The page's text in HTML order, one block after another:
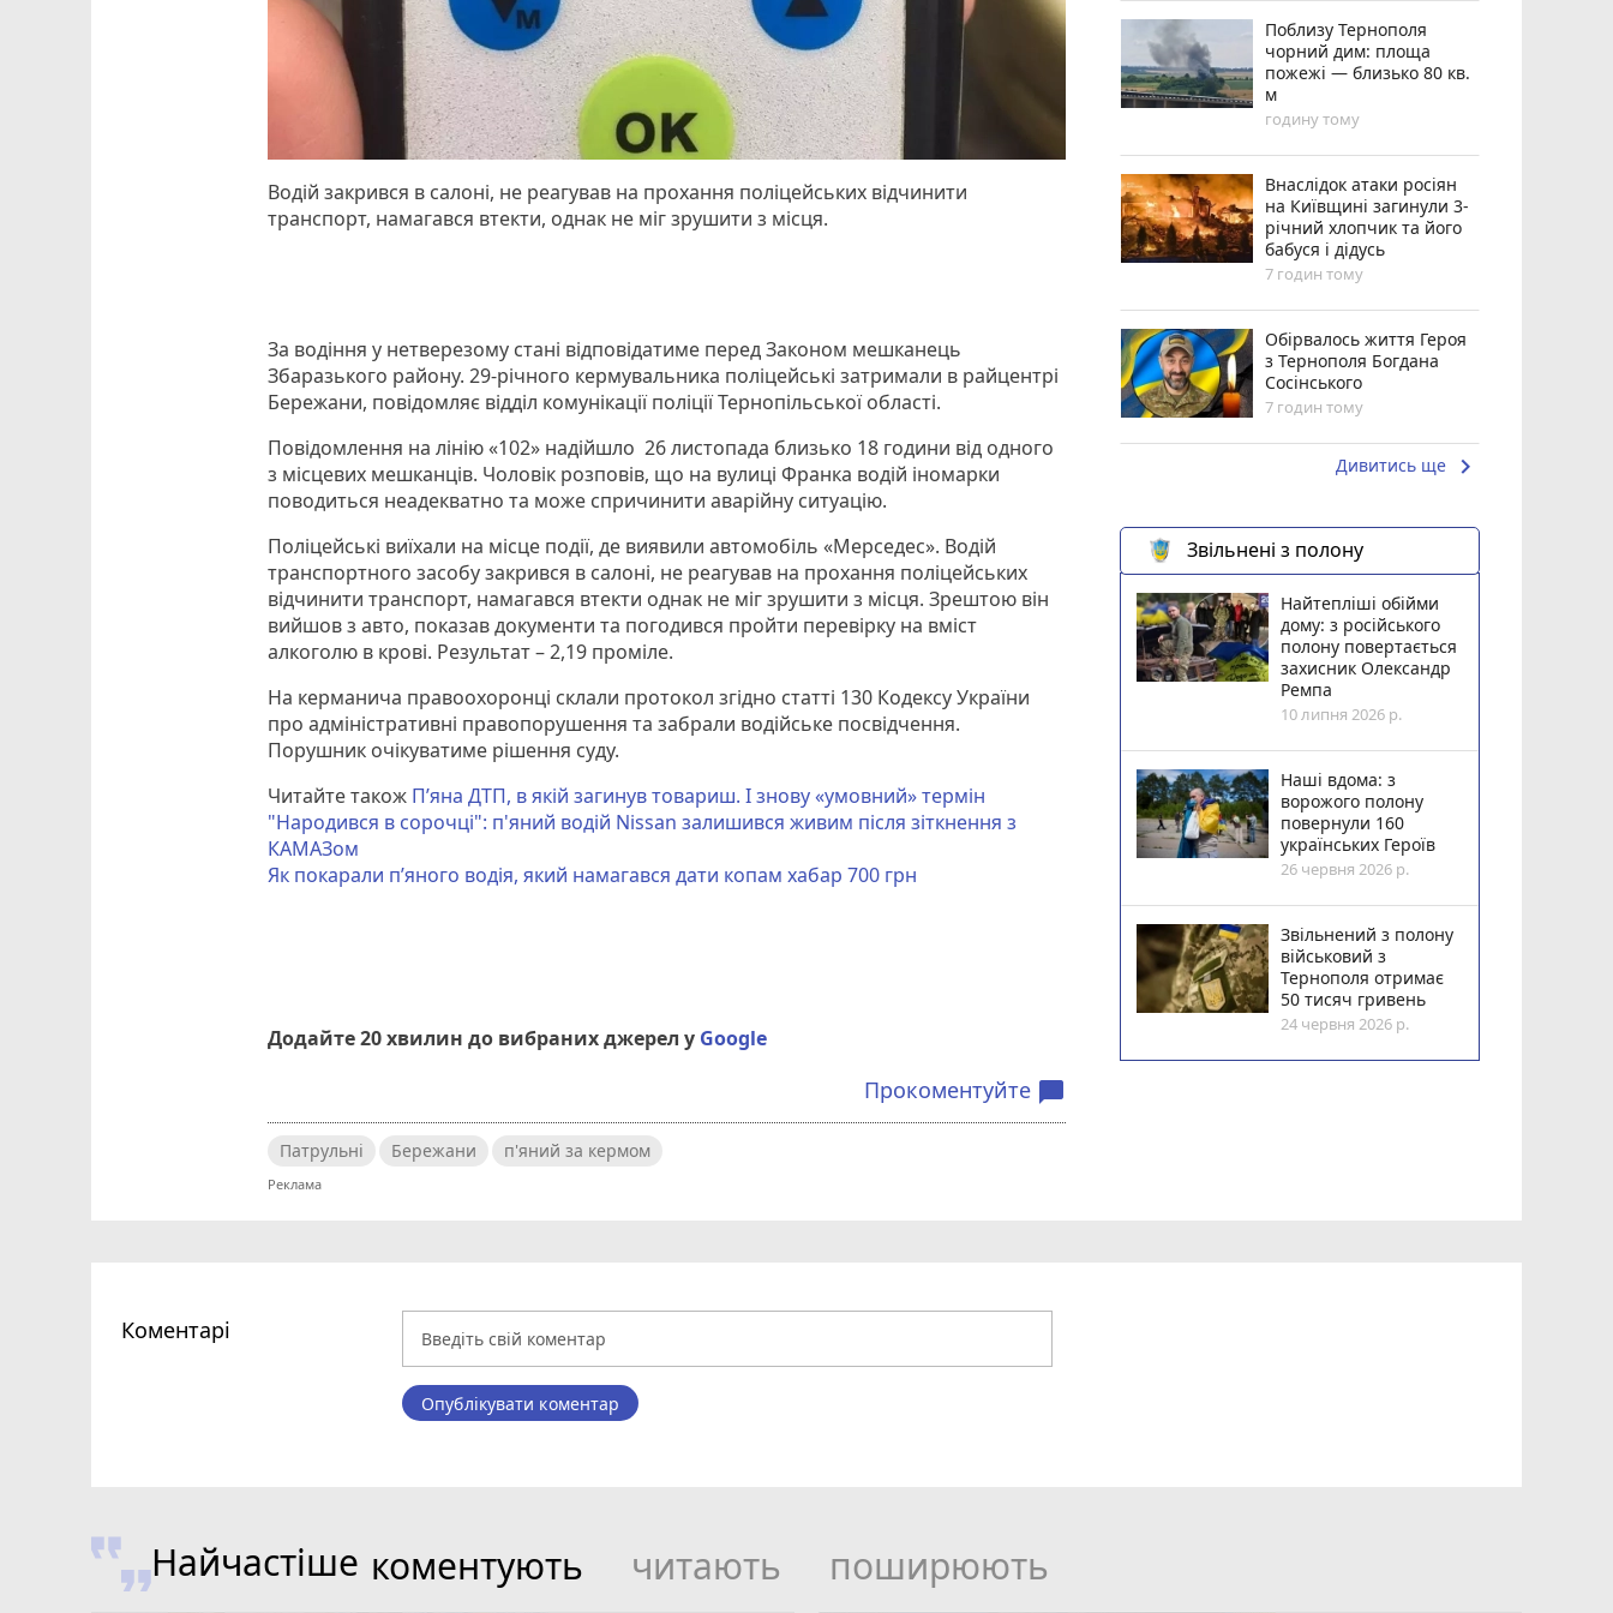
Водій закрився в салоні, не реагував на прохання поліцейських відчинити
транспорт, намагався втекти, однак не міг зрушити з місця.
За водіння у нетверезому стані відповідатиме перед Законом мешканець
Збаразького району. 29-річного кермувальника поліцейські затримали в райцентрі
Бережани, повідомляє відділ комунікації поліції Тернопільської області.
Повідомлення на лінію «102» надійшло 26 листопада близько 18 години від одного
з місцевих мешканців. Чоловік розповів, що на вулиці Франка водій іномарки
поводиться неадекватно та може спричинити аварійну ситуацію.
Поліцейські виїхали на місце події, де виявили автомобіль «Мерседес». Водій
транспортного засобу закрився в салоні, не реагував на прохання поліцейських
відчинити транспорт, намагався втекти однак не міг зрушити з місця. Зрештою він
вийшов з авто, показав документи та погодився пройти перевірку на вміст
алкоголю в крові. Результат – 2,19 проміле.
На керманича правоохоронці склали протокол згідно статті 130 Кодексу України
про адміністративні правопорушення та забрали водійське посвідчення.
Порушник очікуватиме рішення суду.
Читайте також П’яна ДТП, в якій загинув товариш. І знову «умовний» термін
"Народився в сорочці": п'яний водій Nissan залишився живим після зіткнення з
КАМАЗом
Як покарали п’яного водія, який намагався дати копам хабар 700 грн
Додайте 20 хвилин до вибраних джерел у Google
Прокоментуйте chat_bubble
Патрульні Бережани п'яний за кермом
Поблизу Тернополя
чорний дим: площа
пожежі — близько 80 кв.
м
годину тому
Внаслідок атаки росіян
на Київщині загинули 3-
річний хлопчик та його
бабуся і дідусь
7 годин тому
Обірвалось життя Героя
з Тернополя Богдана
Сосінського
7 годин тому
Дивитись ще keyboard_arrow_right
Звільнені з полону
Найтепліші обійми
дому: з російського
полону повертається
захисник Олександр
Ремпа
10 липня 2026 р.
Наші вдома: з
ворожого полону
повернули 160
українських Героїв
26 червня 2026 р.
Звільнений з полону
військовий з
Тернополя отримає
50 тисяч гривень
24 червня 2026 р.
Коментарі
Опублікувати коментар
Найчастіше коментують читають поширюють